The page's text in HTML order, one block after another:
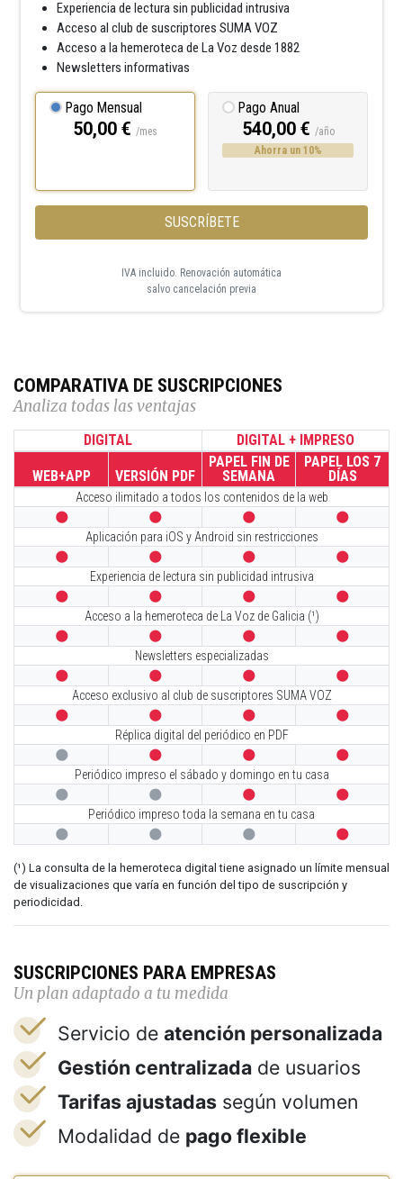
Experiencia de lectura sin publicidad intrusiva
Acceso al club de suscriptores SUMA VOZ
Acceso a la hemeroteca de La Voz desde 1882
Newsletters informativas
Pago Mensual
50,00 € /mes
Pago Anual
540,00 € /año
Ahorra un 10%
SUSCRÍBETE
IVA incluido. Renovación automática
salvo cancelación previa
COMPARATIVA DE SUSCRIPCIONES
Analiza todas las ventajas
DIGITAL DIGITAL + IMPRESO
WEB+APP VERSIÓN PDF
PAPEL FIN DE
SEMANA
PAPEL LOS 7
DÍAS
Acceso ilimitado a todos los contenidos de la web
   
Aplicación para iOS y Android sin restricciones
   
Experiencia de lectura sin publicidad intrusiva
   
Acceso a la hemeroteca de La Voz de Galicia (¹)
   
Newsletters especializadas
   
Acceso exclusivo al club de suscriptores SUMA VOZ
   
Réplica digital del periódico en PDF
   
Periódico impreso el sábado y domingo en tu casa
   
Periódico impreso toda la semana en tu casa
   
(¹) La consulta de la hemeroteca digital tiene asignado un límite mensual
de visualizaciones que varía en función del tipo de suscripción y
periodicidad.
SUSCRIPCIONES PARA EMPRESAS
Un plan adaptado a tu medida
Servicio de atención personalizada
Gestión centralizada de usuarios
Tarifas ajustadas según volumen
Modalidad de pago flexible